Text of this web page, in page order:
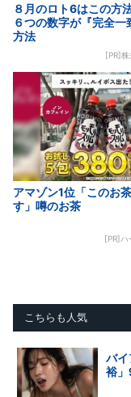
８月のロト6はこの方
６つの数字が『完全一
方法
[PR]株
アマゾン1位「このお
す」噂のお茶
[PR]ハ
こちらも人気
バ
裕」